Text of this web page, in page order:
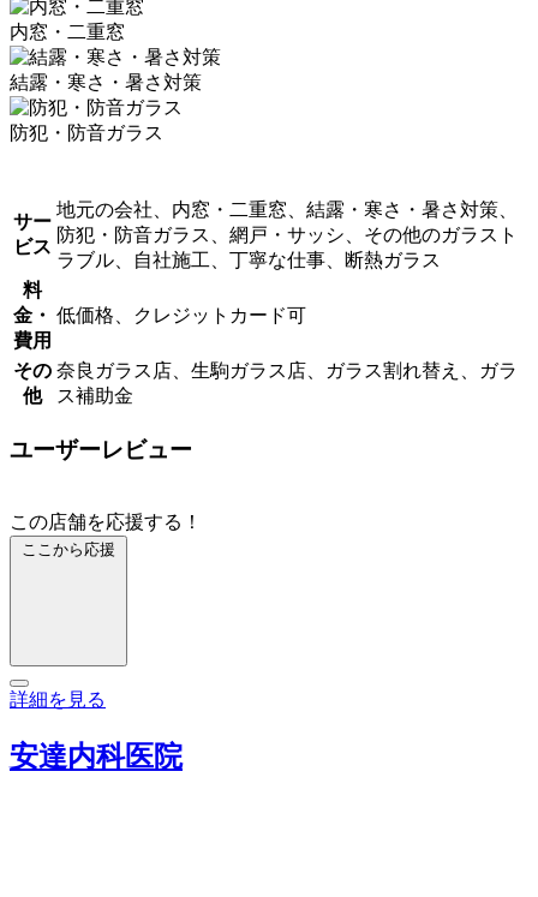
内窓・二重窓
結露・寒さ・暑さ対策
防犯・防音ガラス
サー
ビス
地元の会社、内窓・二重窓、結露・寒さ・暑さ対策、
防犯・防音ガラス、網戸・サッシ、その他のガラスト
ラブル、自社施工、丁寧な仕事、断熱ガラス
料
金・
費用
低価格、クレジットカード可
その
他
奈良ガラス店、生駒ガラス店、ガラス割れ替え、ガラ
ス補助金
ユーザーレビュー
この店舗を応援する！
ここから応援
詳細を見る
安達内科医院